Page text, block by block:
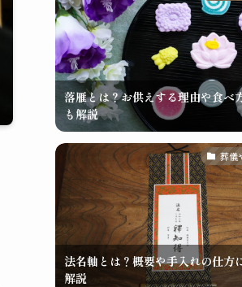
落雁とは？お供えする理由や食べ
も解説
葬儀
法名軸とは？概要や手入れの仕方
解説